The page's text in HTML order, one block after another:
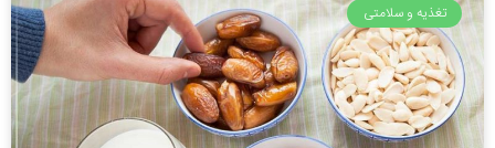
تغذیه و سلامتی